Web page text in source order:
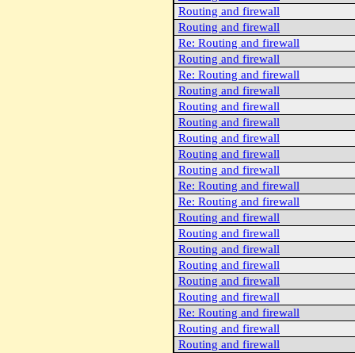
Routing and firewall
Routing and firewall
Re: Routing and firewall
Routing and firewall
Re: Routing and firewall
Routing and firewall
Routing and firewall
Routing and firewall
Routing and firewall
Routing and firewall
Routing and firewall
Re: Routing and firewall
Re: Routing and firewall
Routing and firewall
Routing and firewall
Routing and firewall
Routing and firewall
Routing and firewall
Routing and firewall
Re: Routing and firewall
Routing and firewall
Routing and firewall